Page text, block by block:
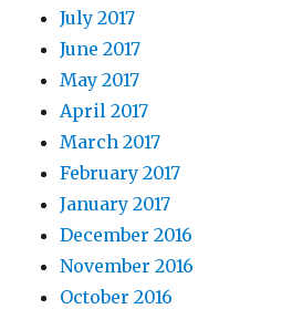
July 2017
June 2017
May 2017
April 2017
March 2017
February 2017
January 2017
December 2016
November 2016
October 2016